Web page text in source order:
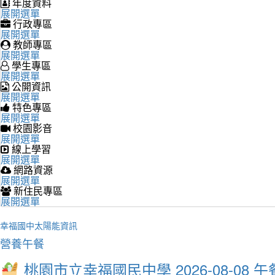
展開選單
行政專區
展開選單
教師專區
展開選單
學生專區
展開選單
公開資訊
展開選單
特色專區
展開選單
校園影音
展開選單
線上學習
展開選單
網路資源
展開選單
新住民專區
展開選單
幸福國中太陽能資訊
營養午餐
桃園市立幸福國民中學 2026-08-08 午